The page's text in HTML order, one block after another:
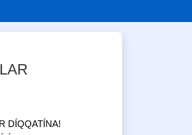
DÍQQATÍNA!